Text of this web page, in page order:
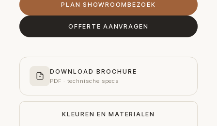
PLAN SHOWROOMBEZOEK
OFFERTE AANVRAGEN
DOWNLOAD BROCHURE
PDF · technische specs
KLEUREN EN MATERIALEN